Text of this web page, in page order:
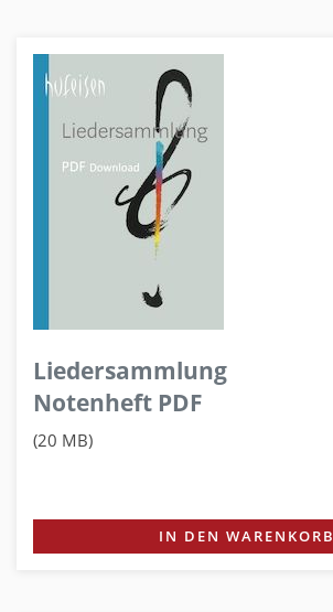
Liedersammlung
Notenheft PDF
(20 MB)
IN DEN WARENKORB